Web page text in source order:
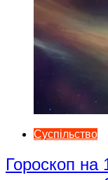
Суспільство
Гороскоп на